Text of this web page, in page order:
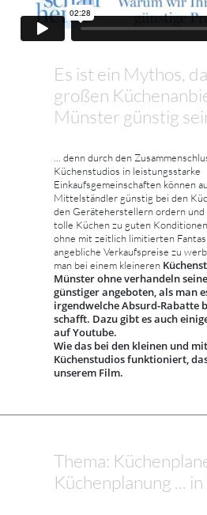
Es ist ein Mythos,
großen
Münster günstig
... denn durch den
Küchenstudios in leistungsstarke
Einkaufsgemeinschaften können
Mittelständler günstig bei den
den Geräteherstellern ordern
tolle Küchen zu guten
ohne mit zeitlich limitierten
angebliche Verkaufspreise zu
man bei einem kleineren
Münster ohne verhandeln
günstiger angeboten, als man
irgendwelche Absurd-Rabatte
schafft. Dazu gibt es auch
auf Youtube.
Wie das bei den kleinen und
Küchenstudios funktioniert,
unserem Film.
Thema:
Küchenplanung ...